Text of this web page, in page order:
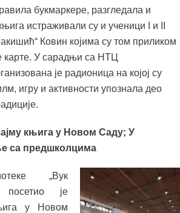
букмаркере, разгледала и
истраживали су и ученици I и II
Ковин којима су том приликом
карте. У сарадњи са НТЦ
је радионица на којој су
игру и активности упознала део
књига у Новом Саду; У
са предшколцима
„Вук
посетио је
у Новом